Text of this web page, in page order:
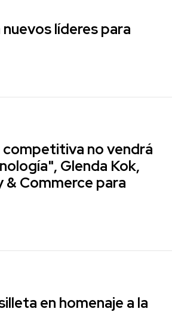
líderes para
no vendrá
Glenda Kok,
Commerce para
en homenaje a la